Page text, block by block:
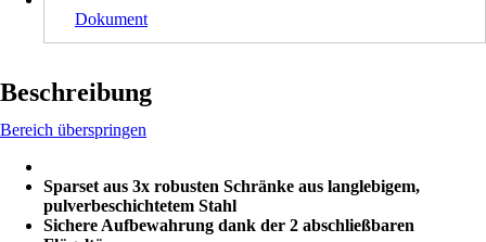
Dokument
Beschreibung
Bereich überspringen
Sparset aus 3x robusten Schränke aus langlebigem,
pulverbeschichtetem Stahl
Sichere Aufbewahrung dank der 2 abschließbaren